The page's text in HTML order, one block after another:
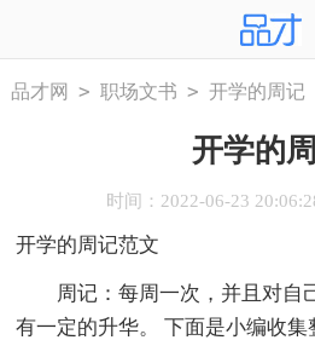
品才网 > 职场文书 > 开学的周记
开学的
时间：2022-06-23
开学的周记范文
周记：每周一次，并且对自
有一定的升华。 下面是小编收